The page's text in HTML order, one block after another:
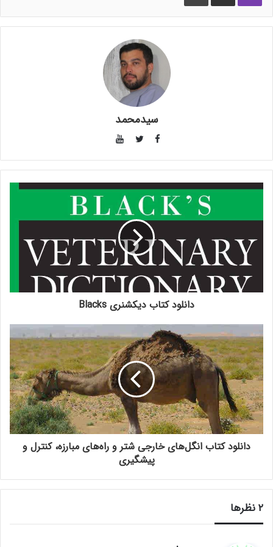
سیدمحمد
فیس
دانلود کتاب دیکشنری Blacks
دانلود کتاب انگل‌های خارجی شتر و راه‌های مبارزه، کنترل و
پیشگیری
‫۲ نظرها